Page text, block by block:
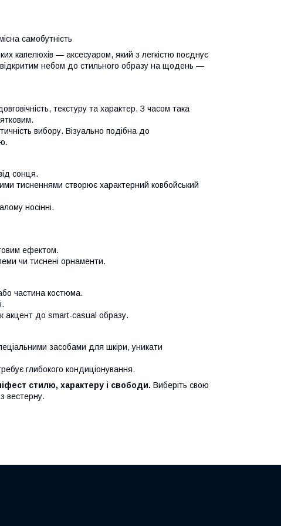
самобутність
капелюхів — аксесуаром, який з легкістю поєднує
небом до стильного образу на щодень —
текстуру та характер. З часом така
вибору. Візуально подібна до
сонця.
тисненнями створює характерний ковбойський
носінні.
ефектом.
чи тиснені орнаменти.
частина костюма.
акцент до smart-casual образу.
засобами для шкіри, уникати
глибокого кондиціонування.
стилю, характеру і свободи. Виберіть свою
вестерну.